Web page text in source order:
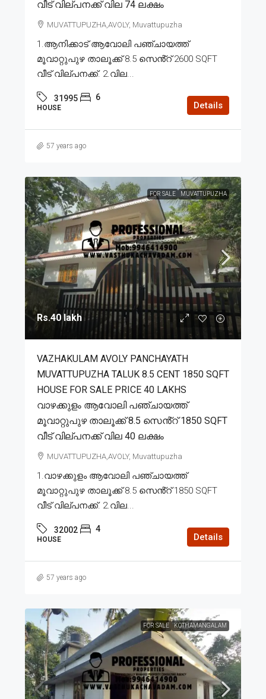
വീട് വില്പനക്ക് വില 74 ലക്ഷം
MUVATTUPUZHA,AVOLY, Muvattupuzha
1.ആനിക്കാട് ആവോലി പഞ്ചായത്ത്
മൂവാറ്റുപുഴ താലൂക്ക് 8.5 സെൻ്റ് 2600 SQFT
വീട് വില്പനക്ക്. 2.വില...
31995 6
HOUSE Details
57 years ago
FOR SALE MUVATTUPUZHA
Rs.40 lakh
VAZHAKULAM AVOLY PANCHAYATH
MUVATTUPUZHA TALUK 8.5 CENT 1850 SQFT
HOUSE FOR SALE PRICE 40 LAKHS
വാഴക്കുളം ആവോലി പഞ്ചായത്ത്
മൂവാറ്റുപുഴ താലൂക്ക് 8.5 സെൻ്റ് 1850 SQFT
വീട് വില്പനക്ക് വില 40 ലക്ഷം
MUVATTUPUZHA,AVOLY, Muvattupuzha
1.വാഴക്കുളം ആവോലി പഞ്ചായത്ത്
മൂവാറ്റുപുഴ താലൂക്ക് 8.5 സെൻ്റ് 1850 SQFT
വീട് വില്പനക്ക്. 2.വില...
32002 4
HOUSE Details
57 years ago
FOR SALE KOTHAMANGALAM